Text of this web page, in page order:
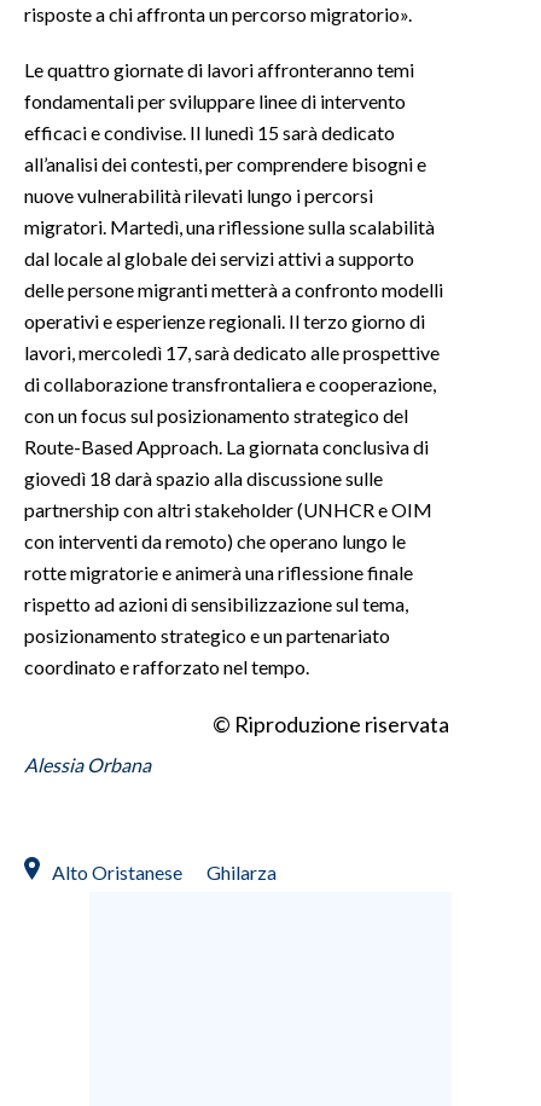
risposte a chi affronta un percorso migratorio».
Le quattro giornate di lavori affronteranno temi
fondamentali per sviluppare linee di intervento
efficaci e condivise. Il lunedì 15 sarà dedicato
all’analisi dei contesti, per comprendere bisogni e
nuove vulnerabilità rilevati lungo i percorsi
migratori. Martedì, una riflessione sulla scalabilità
dal locale al globale dei servizi attivi a supporto
delle persone migranti metterà a confronto modelli
operativi e esperienze regionali. Il terzo giorno di
lavori, mercoledì 17, sarà dedicato alle prospettive
di collaborazione transfrontaliera e cooperazione,
con un focus sul posizionamento strategico del
Route-Based Approach. La giornata conclusiva di
giovedì 18 darà spazio alla discussione sulle
partnership con altri stakeholder (UNHCR e OIM
con interventi da remoto) che operano lungo le
rotte migratorie e animerà una riflessione finale
rispetto ad azioni di sensibilizzazione sul tema,
posizionamento strategico e un partenariato
coordinato e rafforzato nel tempo.
© Riproduzione riservata
Alessia Orbana
Alto Oristanese Ghilarza